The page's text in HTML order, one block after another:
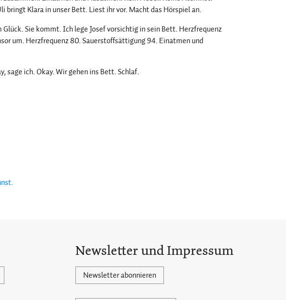
bringt Klara in unser Bett. Liest ihr vor. Macht das Hörspiel an.
Sie kommt. Ich lege Josef vorsichtig in sein Bett. Herzfrequenz
um. Herzfrequenz 80. Sauerstoffsättigung 94. Einatmen und
sage ich. Okay. Wir gehen ins Bett. Schlaf.
Newsletter und Impressum
Newsletter abonnieren